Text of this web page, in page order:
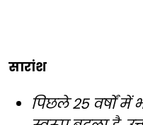
सारांश
पिछले 25 वर्षों में